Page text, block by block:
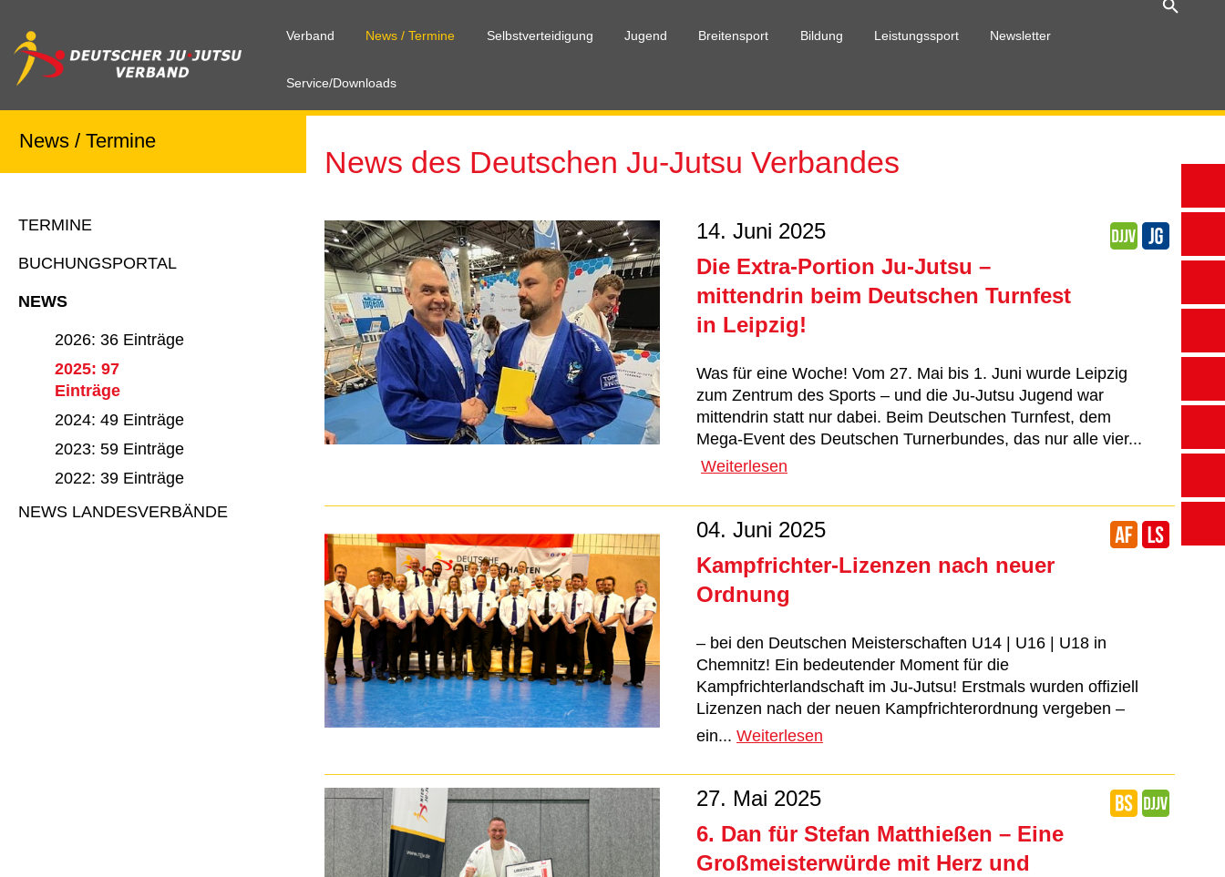
Verband News / Termine Selbstverteidigung Jugend Breitensport Bildung Leistungssport Newsletter
Service/Downloads
News / Termine
TERMINE
BUCHUNGSPORTAL
NEWS
2026: 36 Einträge
2025: 97
Einträge
2024: 49 Einträge
2023: 59 Einträge
2022: 39 Einträge
NEWS LANDESVERBÄNDE
News des Deutschen Ju-Jutsu Verbandes
14. Juni 2025
Die Extra-Portion Ju-Jutsu –
mittendrin beim Deutschen Turnfest
in Leipzig!
Was für eine Woche! Vom 27. Mai bis 1. Juni wurde Leipzig
zum Zentrum des Sports – und die Ju-Jutsu Jugend war
mittendrin statt nur dabei. Beim Deutschen Turnfest, dem
Mega-Event des Deutschen Turnerbundes, das nur alle vier...
Weiterlesen
04. Juni 2025
Kampfrichter-Lizenzen nach neuer
Ordnung
– bei den Deutschen Meisterschaften U14 | U16 | U18 in
Chemnitz! Ein bedeutender Moment für die
Kampfrichterlandschaft im Ju-Jutsu! Erstmals wurden offiziell
Lizenzen nach der neuen Kampfrichterordnung vergeben –
ein... Weiterlesen
27. Mai 2025
6. Dan für Stefan Matthießen – Eine
Großmeisterwürde mit Herz und